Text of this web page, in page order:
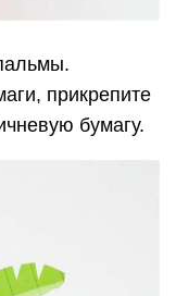
прикрепите
бумагу.